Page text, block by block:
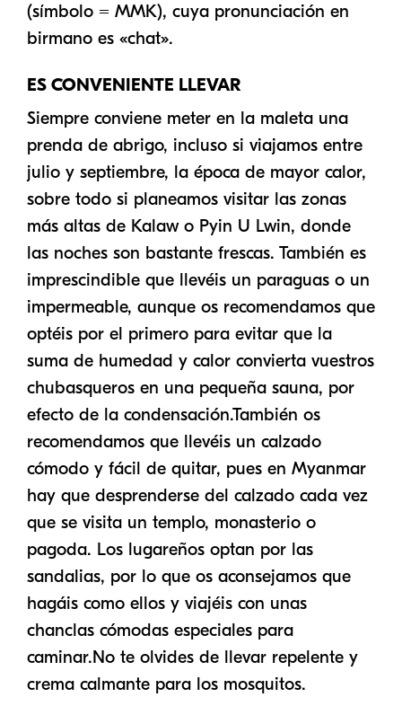
(símbolo = MMK), cuya pronunciación en
birmano es «chat».
ES CONVENIENTE LLEVAR
Siempre conviene meter en la maleta una
prenda de abrigo, incluso si viajamos entre
julio y septiembre, la época de mayor calor,
sobre todo si planeamos visitar las zonas
más altas de Kalaw o Pyin U Lwin, donde
las noches son bastante frescas. También es
imprescindible que llevéis un paraguas o un
impermeable, aunque os recomendamos que
optéis por el primero para evitar que la
suma de humedad y calor convierta vuestros
chubasqueros en una pequeña sauna, por
efecto de la condensación.También os
recomendamos que llevéis un calzado
cómodo y fácil de quitar, pues en Myanmar
hay que desprenderse del calzado cada vez
que se visita un templo, monasterio o
pagoda. Los lugareños optan por las
sandalias, por lo que os aconsejamos que
hagáis como ellos y viajéis con unas
chanclas cómodas especiales para
caminar.No te olvides de llevar repelente y
crema calmante para los mosquitos.